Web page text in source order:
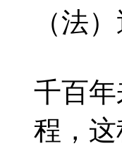
（法
千百
程，